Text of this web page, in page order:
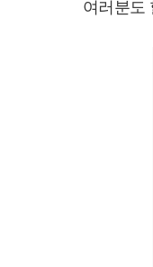
여러분도